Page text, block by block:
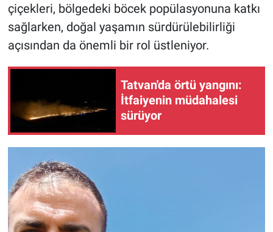
çiçekleri, bölgedeki böcek popülasyonuna katkı
sağlarken, doğal yaşamın sürdürülebilirliği
açısından da önemli bir rol üstleniyor.
Tatvan'da örtü yangını:
İtfaiyenin müdahalesi
sürüyor